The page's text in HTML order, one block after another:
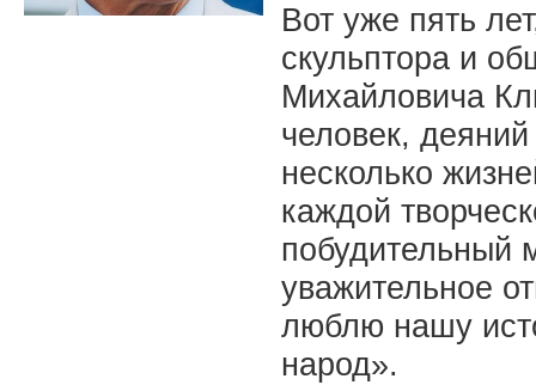
Вот уже пять
скульптора и
Михайловича
человек,
несколько
каждой
побудительный
уважительное
люблю нашу
народ».